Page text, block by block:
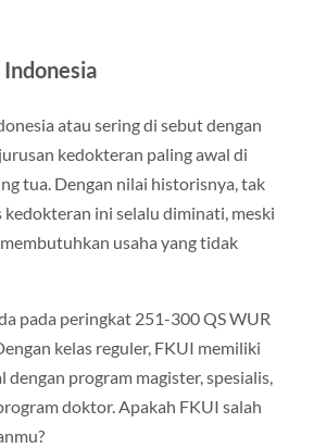
atau sering di sebut dengan
kedokteran paling awal di
tua. Dengan nilai historisnya, tak
kedokteran ini selalu diminati, meski
usaha yang tidak
pada peringkat 251-300 QS WUR
kelas reguler, FKUI memiliki
dengan program magister, spesialis,
doktor. Apakah FKUI salah